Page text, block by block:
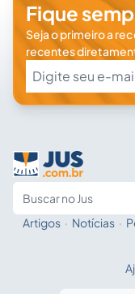
Fique
Seja o primeiro a
recentes
Artigos · Notícias ·